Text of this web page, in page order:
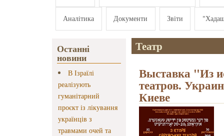
Аналітика Документи Звіти
Останні
новини
В Ізраїлі
реалізують
гуманітарний
проєкт із лікування
українців з
травмами очей та
Театр
Выставка "Из
театров.
Киеве